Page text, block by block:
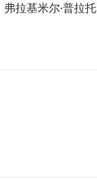
拉基米尔·普拉托